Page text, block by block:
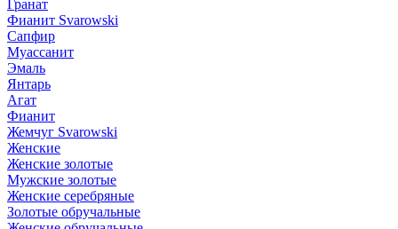
Гранат
Фианит Svarowski
Сапфир
Муассанит
Эмаль
Янтарь
Агат
Фианит
Жемчуг Svarowski
Женские
Женские золотые
Мужские золотые
Женские серебряные
Золотые обручальные